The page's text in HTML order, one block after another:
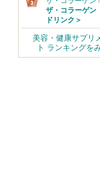
ザ・コラーゲ
ドリンク＞
美容・健康サプリ
ト ランキングを